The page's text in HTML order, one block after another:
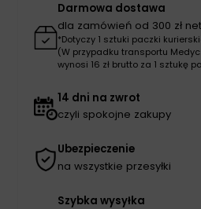
Darmowa dostawa
dla zamówień od 300 zł
*Dotyczy 1 sztuki paczki
(W przypadku transportu
wynosi 16 zł brutto za 1 sztukę
14 dni na zwrot
czyli spokojne zakupy
Ubezpieczenie
na wszystkie przesyłki
Szybka wysyłka